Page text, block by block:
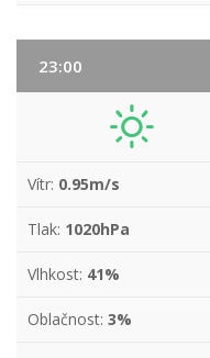
23:00
Vítr: 0.95m/s
Tlak: 1020hPa
Vlhkost: 41%
Oblačnost: 3%